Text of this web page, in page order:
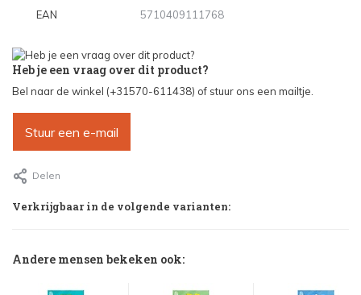
EAN 5710409111768
Heb je een vraag over dit product?
Bel naar de winkel (+31570-611438) of stuur ons een mailtje.
Stuur een e-mail
Delen
Verkrijgbaar in de volgende varianten:
Andere mensen bekeken ook: